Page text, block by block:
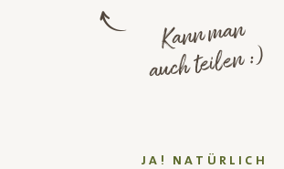
Kann man
auch teilen :)
JA! NATÜRLICH